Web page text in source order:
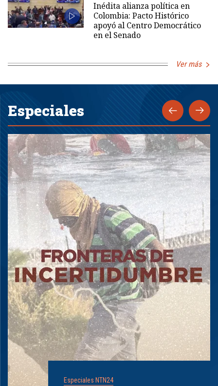
Inédita alianza política en
Colombia: Pacto Histórico
apoyó al Centro Democrático
en el Senado
Ver más
Especiales
Especiales NTN24